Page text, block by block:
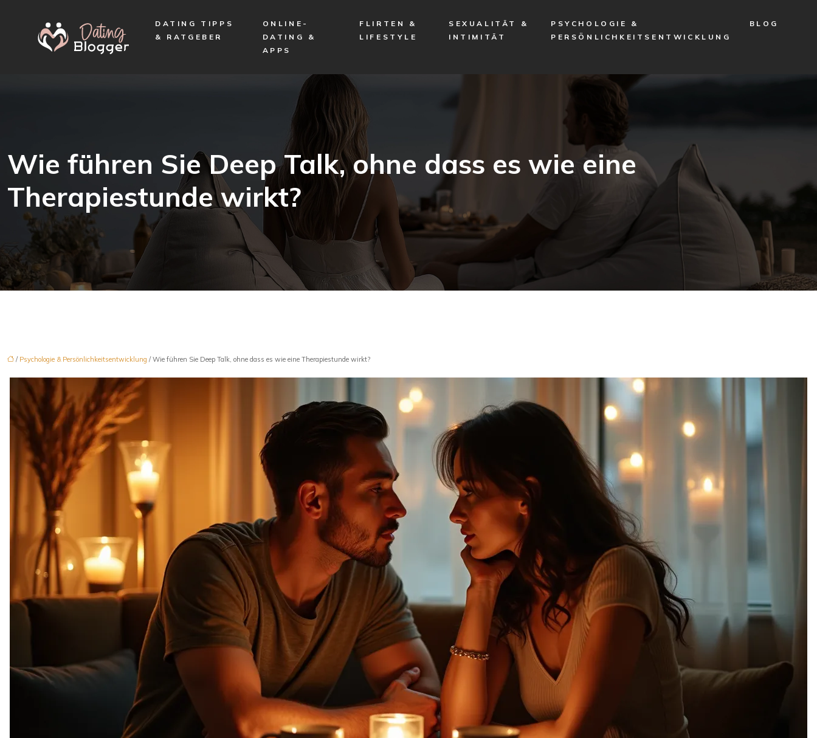
DATING TIPPS
& RATGEBER
ONLINE-
DATING &
APPS
FLIRTEN &
LIFESTYLE
SEXUALITÄT &
INTIMITÄT
PSYCHOLOGIE &
PERSÖNLICHKEITSENTWICKLUNG
BLOG
Wie führen Sie Deep Talk, ohne dass es wie eine
Therapiestunde wirkt?
/ Psychologie & Persönlichkeitsentwicklung / Wie führen Sie Deep Talk, ohne dass es wie eine Therapiestunde wirkt?